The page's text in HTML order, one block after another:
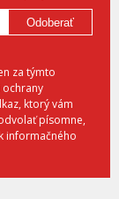
Odoberať
za týmto
ochrany
ktorý vám
písomne,
informačného